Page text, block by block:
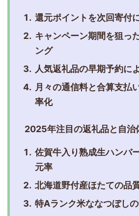
還元ポイントを次回寄付
キャンペーン期間を狙っ
ング
人気返礼品の早期予約に
月々の通信料と合算支払
率化
2025年注目の返礼品と自治
佐賀牛入り熟成生ハンバ
元率
北海道野付産ほたての品
特Aランク米ななつぼし